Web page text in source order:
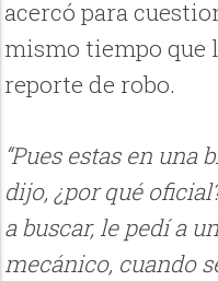
acercó para
mismo tiempo que
reporte de robo.
“Pues estas en
dijo, ¿por qué
a buscar, le pedí a
mecánico, cuando